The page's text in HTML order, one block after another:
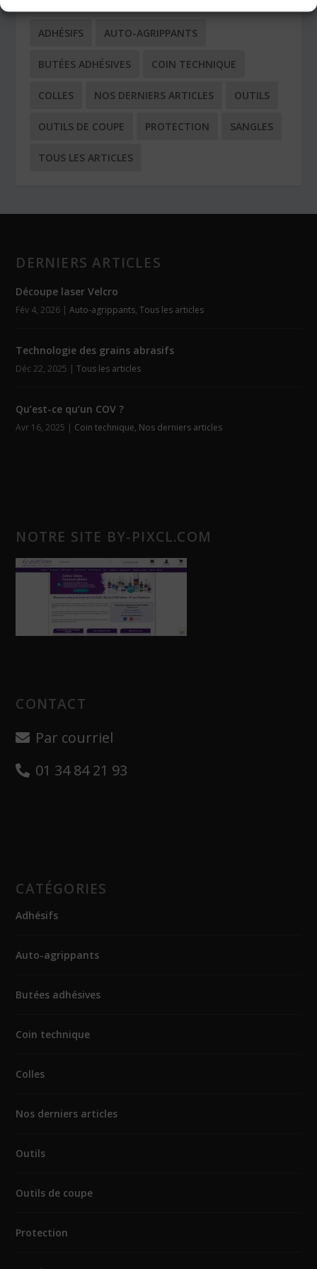
ADHÉSIFS AUTO-AGRIPPANTS
BUTÉES ADHÉSIVES COIN TECHNIQUE
COLLES NOS DERNIERS ARTICLES OUTILS
OUTILS DE COUPE PROTECTION SANGLES
TOUS LES ARTICLES
DERNIERS ARTICLES
Découpe laser Velcro
Fév 4, 2026 |Auto-agrippants,Tous les articles
Technologie des grains abrasifs
Déc 22, 2025 |Tous les articles
Qu’est-ce qu’un COV ?
Avr 16, 2025 | Coin technique, Nos derniers articles
NOTRE SITE BY-PIXCL.COM
CONTACT
Par courriel
01 34 84 21 93
CATÉGORIES
Adhésifs
Auto-agrippants
Butées adhésives
Coin technique
Colles
Nos derniers articles
Outils
Outils de coupe
Protection